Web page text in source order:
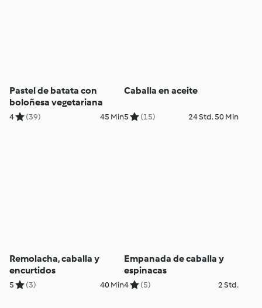
Pastel de batata con
boloñesa vegetariana
4 (39) 45 Min
Caballa en aceite
5 (15) 24 Std. 50 Min
Remolacha, caballa y
encurtidos
5 (3) 40 Min
Empanada de caballa y
espinacas
4 (5) 2 Std.